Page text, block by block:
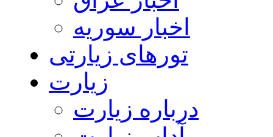
اخبار سوریه
تورهای زیارتی
زیارت
درباره زیارت